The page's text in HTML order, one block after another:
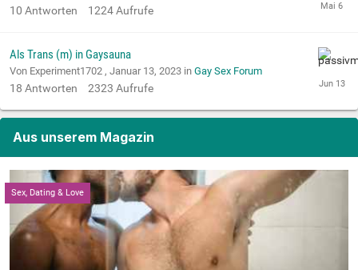
10 Antworten 1224Aufrufe
Als Trans (m) in Gaysauna
Von Experiment1702 , Januar 13, 2023 in Gay Sex Forum
18 Antworten 2323 Aufrufe
Aus unserem Magazin
Sex, Dating & Love